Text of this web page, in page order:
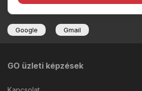
Google Gmail
GO üzleti képzések